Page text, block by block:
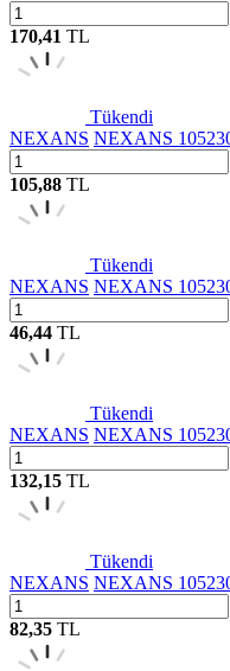
170,41 TL
Tükendi
NEXANS NEXANS
105,88 TL
Tükendi
NEXANS NEXANS
46,44 TL
Tükendi
NEXANS NEXANS
132,15 TL
Tükendi
NEXANS NEXANS
82,35 TL